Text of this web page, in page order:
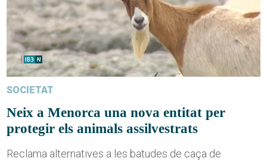
SOCIETAT
Neix a Menorca una nova entitat per
protegir els animals assilvestrats
Reclama alternatives a les batudes de caça de